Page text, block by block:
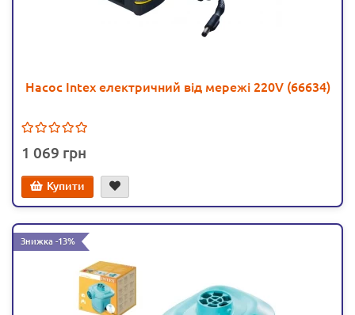
Насос Intex електричний від мережі 220V (66634)
1 069
Купити
Знижка -13%